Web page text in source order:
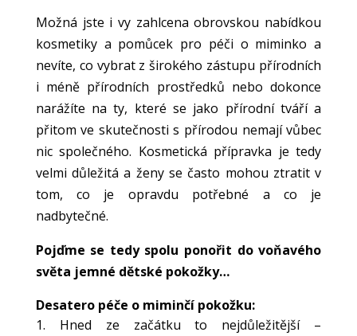
Možná jste i vy zahlcena obrovskou nabídkou
kosmetiky a pomůcek pro péči o miminko a
nevíte, co vybrat z širokého zástupu přírodních
i méně přírodních prostředků nebo dokonce
narážíte na ty, které se jako přírodní tváří a
přitom ve skutečnosti s přírodou nemají vůbec
nic společného. Kosmetická přípravka je tedy
velmi důležitá a ženy se často mohou ztratit v
tom, co je opravdu potřebné a co je
nadbytečné.
Pojďme se tedy spolu ponořit do voňavého
světa jemné dětské pokožky…
Desatero péče o miminčí pokožku:
Hned ze začátku to nejdůležitější –